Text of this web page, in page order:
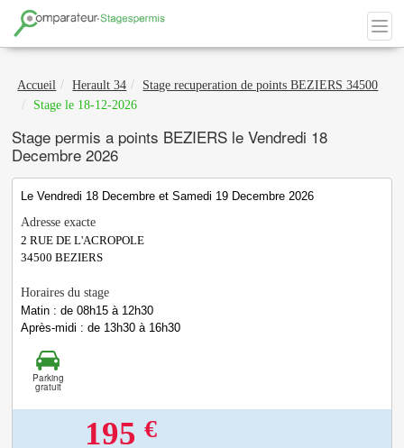
Accueil Herault 34
Stage recuperation de points BEZIERS 34500
Stage le 18-12-2026
Stage permis a points BEZIERS le Vendredi 18
Decembre 2026
Le Vendredi 18 Decembre et Samedi 19 Decembre 2026
Adresse exacte
2 RUE DE L'ACROPOLE
34500 BEZIERS
Horaires du stage
Matin : de 08h15 à 12h30
Après-midi : de 13h30 à 16h30
Parking
gratuit
195 €